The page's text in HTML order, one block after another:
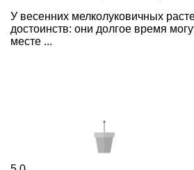
У весенних мелколуковичных
достоинств: они долгое время
месте ...